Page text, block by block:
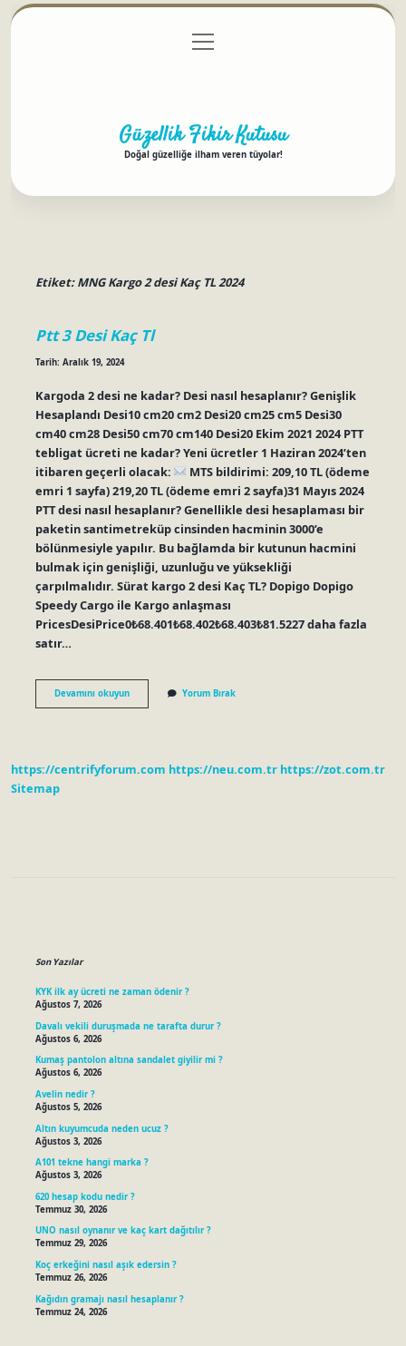
Gizlilik Politikası
menüyü
aç
Güzellik Fikir Kutusu
Doğal güzelliğe ilham veren tüyolar!
Etiket:MNG Kargo 2 desi Kaç TL 2024
Ptt 3 Desi Kaç Tl
Tarih: Aralık 19, 2024
Kargoda 2 desi ne kadar? Desi nasıl hesaplanır? Genişlik
Hesaplandı Desi10 cm20 cm2 Desi20 cm25 cm5 Desi30
cm40 cm28 Desi50 cm70 cm140 Desi20 Ekim 2021 2024 PTT
tebligat ücreti ne kadar? Yeni ücretler 1 Haziran 2024’ten
itibaren geçerli olacak:
MTS bildirimi: 209,10 TL (ödeme
emri 1 sayfa) 219,20 TL (ödeme emri 2 sayfa)31 Mayıs 2024
PTT desi nasıl hesaplanır? Genellikle desi hesaplaması bir
paketin santimetreküp cinsinden hacminin 3000’e
bölünmesiyle yapılır. Bu bağlamda bir kutunun hacmini
bulmak için genişliği, uzunluğu ve yüksekliği
çarpılmalıdır. Sürat kargo 2 desi Kaç TL? Dopigo Dopigo
Speedy Cargo ile Kargo anlaşması
PricesDesiPrice0₺68.401₺68.402₺68.403₺81.5227 daha fazla
satır…
Devamını okuyunPtt
3
Yorum Bırak
https://centrifyforum.com https://neu.com.tr https://zot.com.tr
Sitemap
Son Yazılar
KYK ilk ay ücreti ne zaman ödenir ?
Ağustos 7, 2026
Davalı vekili duruşmada ne tarafta durur ?
Ağustos 6, 2026
Kumaş pantolon altına sandalet giyilir mi ?
Ağustos 6, 2026
Avelin nedir ?
Ağustos 5, 2026
Altın kuyumcuda neden ucuz ?
Ağustos 3, 2026
A101 tekne hangi marka ?
Ağustos 3, 2026
620 hesap kodu nedir ?
Temmuz 30, 2026
UNO nasıl oynanır ve kaç kart dağıtılır ?
Temmuz 29, 2026
Koç erkeğini nasıl aşık edersin ?
Temmuz 26, 2026
Kağıdın gramajı nasıl hesaplanır ?
Temmuz 24, 2026